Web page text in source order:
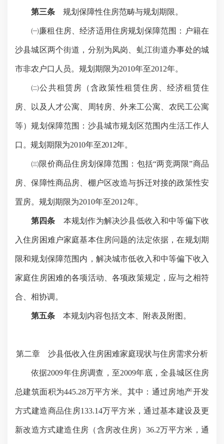
第三条 规划保障性住房范畴与规划期限。
㈠廉租住房、经济适用住房规划保障范围：户籍在
沙县城区两个街道，分别为凤岗、虬江街道办事处的城
市非农户口人员。规划期限为2010年至2012年。
㈡公共租赁房（含政策性租赁住房、经济租赁住
房、以及人才公寓、周转房、外来工公寓、农民工公寓
等）规划保障范围：沙县城市规划区范围内生活工作人
口。规划期限为2010年至2012年。
㈢限价商品住房划保障范围：包括“两竞两限”商品
房、保障性商品房、棚户区改造与拆迁对接的政策性安
置房。规划期限为2010年至2012年。
第四条 本规划作为解决沙县低收入和中等偏下收
入住房困难户家庭基本住房问题的法定依据，在规划期
限和规划保障范围内，解决城市低收入和中等偏下收入
家庭住房困难的各项活动、各项政策规定，应与之相符
合、相协调。
第五条本规划内容包括文本、附表及附图。
第二章 沙县低收入住房困难家庭现状与住房需求分析
依据2009年住房调查，至2009年底，全县城区住房
总建筑面积为445.28万平方米。其中：通过房地产开发
方式建造商品住房133.14万平方米，通过基本建设及更
新改造方式建造住房（含房改住房）36.2万平方米 ，通